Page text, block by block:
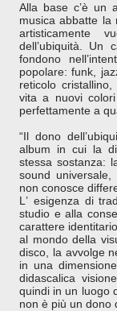
Alla base c’è un
musica abbatte la
artisticamente
dell’ubiquità. Un
fondono
popolare: funk,
reticolo
vita a nuovi colori
perfettamente a
“Il dono
album in cui la
stessa sostanza:
sound
non conosce
L’ esigenza di
studio e alla
carattere
al mondo della
disco, la avvolge
in una
didascalica
quindi in un luogo
non è più un dono